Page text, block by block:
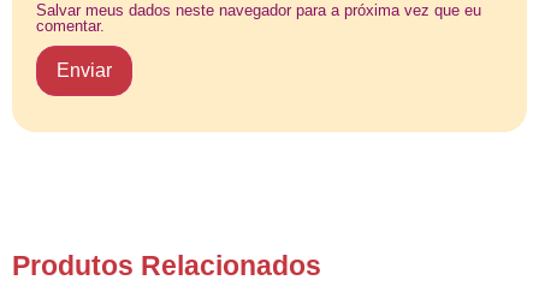
Salvar meus dados neste navegador para a próxima vez que eu
comentar.
Produtos Relacionados